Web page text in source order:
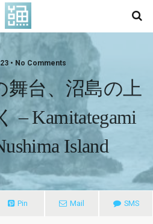
• No Comments
舞台、沼島の上
– Kamitategami
Island
Pin Mail SMS